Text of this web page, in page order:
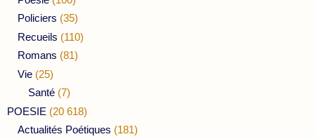
Policiers (35)
Recueils (110)
Romans (81)
Vie (25)
Santé (7)
POESIE (20 618)
Actualités Poétiques (181)